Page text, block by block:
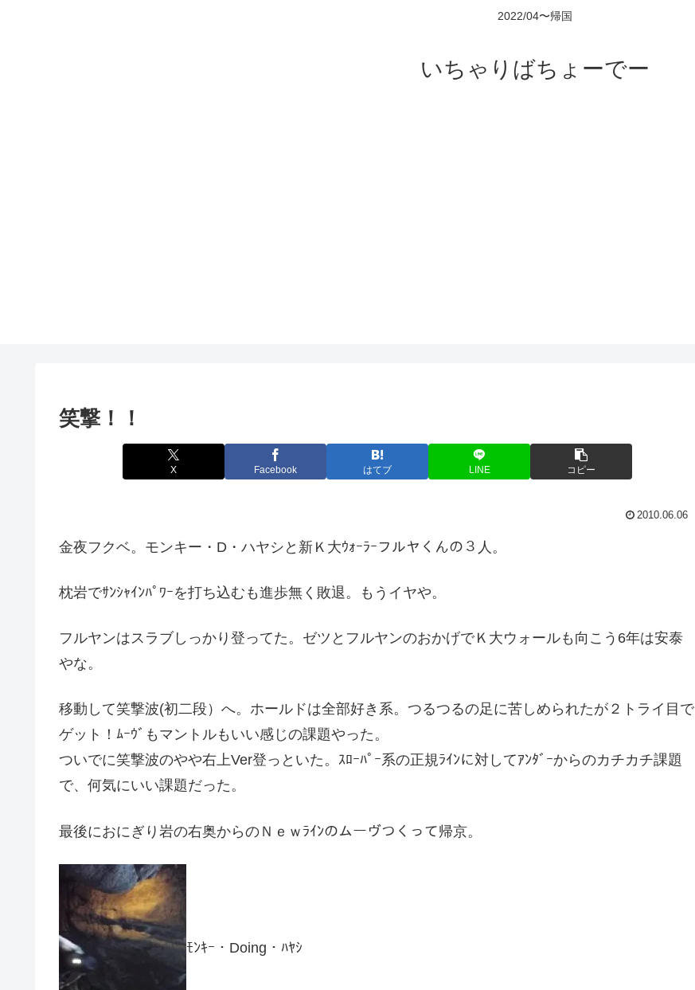
2022/04〜帰国
いちゃりばちょーでー
笑撃！！
X Facebook はてブ LINE コピー
2010.06.06
金夜フクベ。モンキー・D・ハヤシと新Ｋ大ｳｫｰﾗｰフルヤくんの３人。
枕岩でｻﾝｼｬｲﾝﾊﾟﾜｰを打ち込むも進歩無く敗退。もうイヤや。
フルヤンはスラブしっかり登ってた。ゼツとフルヤンのおかげでＫ大ウォールも向こう6年は安泰
やな。
移動して笑撃波(初二段）へ。ホールドは全部好き系。つるつるの足に苦しめられたが２トライ目で
ゲット！ﾑｰｳﾞもマントルもいい感じの課題やった。
ついでに笑撃波のやや右上Ver登っといた。ｽﾛｰﾊﾟｰ系の正規ﾗｲﾝに対してｱﾝﾀﾞｰからのカチカチ課題
で、何気にいい課題だった。
最後におにぎり岩の右奥からのＮｅｗﾗｲﾝのムーヴつくって帰京。
ﾓﾝｷｰ・Doing・ﾊﾔｼ